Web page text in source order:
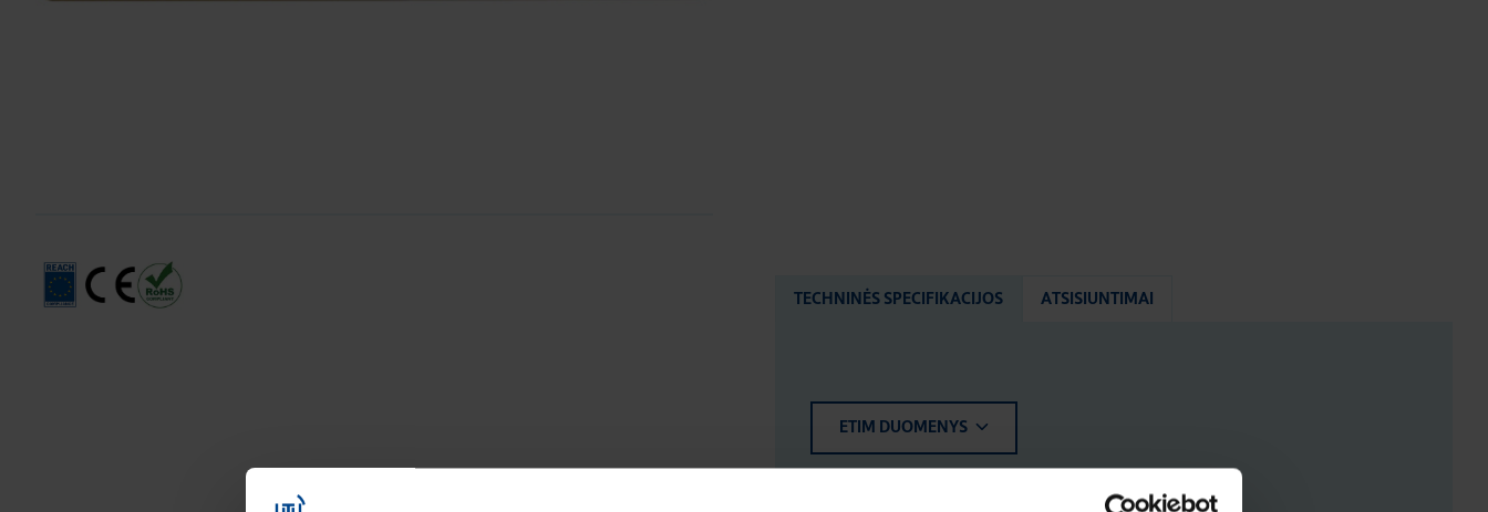
TECHNINĖS SPECIFIKACIJOS ATSISIUNTIMAI
ETIM DUOMENYS